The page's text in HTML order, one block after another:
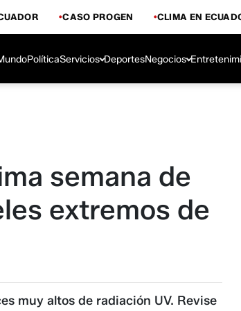
CASO PROGEN CLIMA EN
PolíticaServicios DeportesNegocios
semana de
extremos de
muy altos de radiación UV. Revise